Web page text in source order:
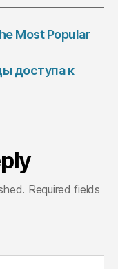
Most Popular
доступа к
Required fields